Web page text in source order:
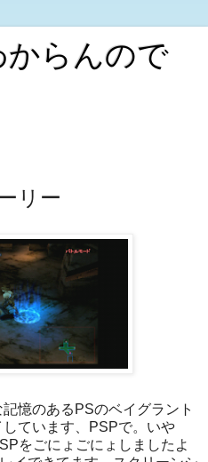
らんので
リー
憶のあるPSのベイグラント
ています、PSPで。いや
をごにょごにょしましたよ